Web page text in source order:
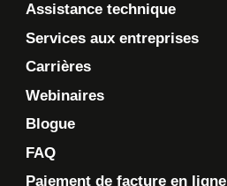
Assistance technique
Services aux entreprises
Carrières
Webinaires
Blogue
FAQ
Paiement de facture en ligne